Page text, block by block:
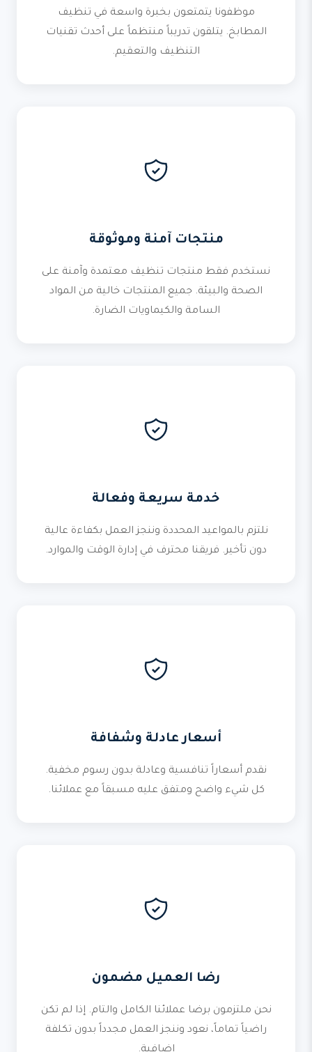
موظفونا يتمتعون بخبرة واسعة في تنظيف
المطابخ. يتلقون تدريباً منتظماً على أحدث تقنيات
التنظيف والتعقيم.
منتجات آمنة وموثوقة
نستخدم فقط منتجات تنظيف معتمدة وآمنة على
الصحة والبيئة. جميع المنتجات خالية من المواد
السامة والكيماويات الضارة.
خدمة سريعة وفعالة
نلتزم بالمواعيد المحددة وننجز العمل بكفاءة عالية
دون تأخير. فريقنا محترف في إدارة الوقت والموارد.
أسعار عادلة وشفافة
نقدم أسعاراً تنافسية وعادلة بدون رسوم مخفية.
كل شيء واضح ومتفق عليه مسبقاً مع عملائنا.
رضا العميل مضمون
نحن ملتزمون برضا عملائنا الكامل والتام. إذا لم تكن
راضياً تماماً، نعود وننجز العمل مجدداً بدون تكلفة